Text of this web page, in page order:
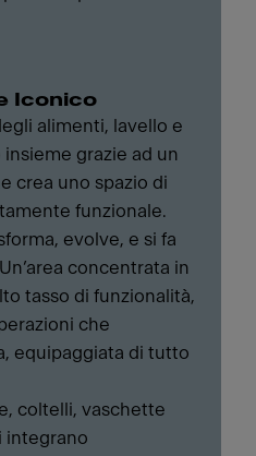
Iconico
alimenti, lavello e
grazie ad un
crea uno spazio di
funzionale.
evolve, e si fa
concentrata in
tasso di funzionalità,
che
equipaggiata di tutto
coltelli, vaschette
integrano